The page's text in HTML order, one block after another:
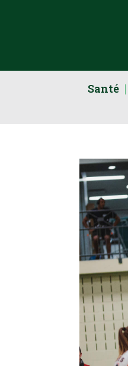
Santé